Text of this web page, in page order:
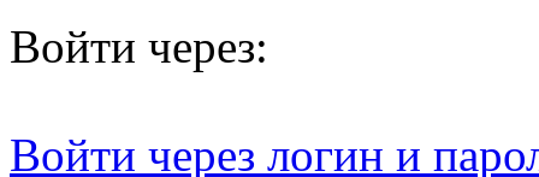
Войти через:
Войти через логин и